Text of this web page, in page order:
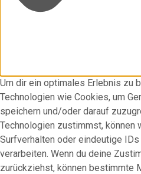
Um dir ein optimales Erlebnis zu
Technologien wie Cookies, um
speichern und/oder darauf
Technologien zustimmst, können
Surfverhalten oder eindeutige
verarbeiten. Wenn du deine
zurückziehst, können bestimmte